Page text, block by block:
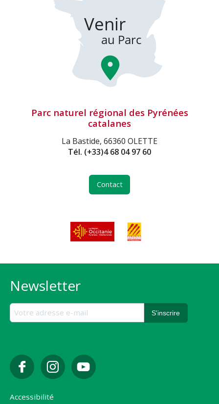
Parc naturel régional des Pyrénées
catalanes
La Bastide, 66360 OLETTE
Tél. (+33)4 68 04 97 60
Contact
Newsletter
Accessibilité